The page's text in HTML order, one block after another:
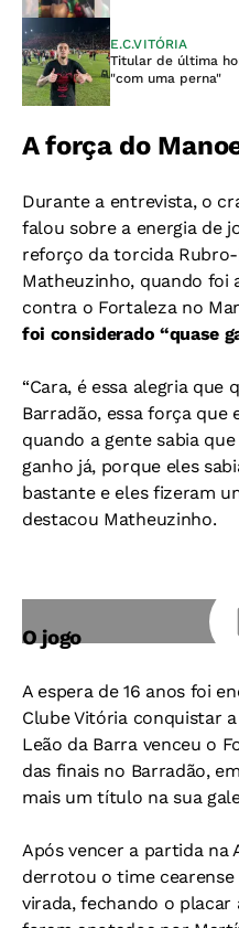
E.C.VITÓRIA
Titular de última
"com uma perna"
A força do
Durante a entrevista, o
falou sobre a energia de
reforço da torcida Rubro-
Matheuzinho, quando foi
contra o Fortaleza no
foi considerado “quase
“Cara, é essa alegria que
Barradão, essa força que
quando a gente sabia
ganho já, porque eles
bastante e eles fizeram
destacou Matheuzinho.
O jogo
A espera de 16 anos foi
Clube Vitória conquistar
Leão da Barra venceu o
das finais no Barradão,
mais um título na sua
Após vencer a partida na
derrotou o time cearense
virada, fechando o placar